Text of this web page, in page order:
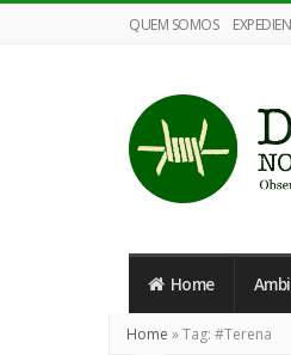
QUEM SOMOS
Olho
nos
Ruralistas
Home
Home »Tag: #Terena